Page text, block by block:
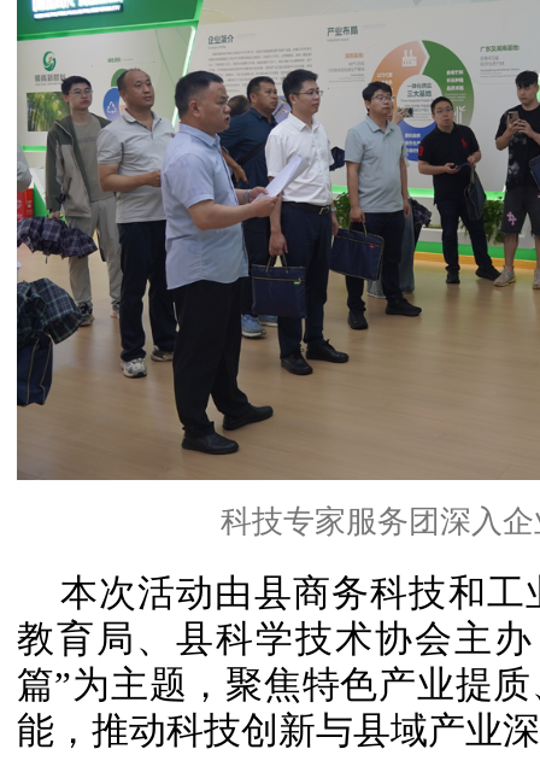
科技专家服务团深入
本次活动由县商务科技和
教育局、县科学技术协会主
篇”为主题，聚焦特色产业提
能，推动科技创新与县域产业